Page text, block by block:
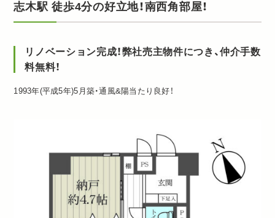
志木駅 徒歩4分の好立地！南西角部屋！
リノベーション完成！弊社売主物件につき、仲介手数
料無料！
1993年(平成5年)5月築・通風&陽当たり良好！